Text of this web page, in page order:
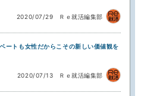
2020/07/29 Ｒｅ就活編集部
ートも女性だからこその新しい価値観を
2020/07/13 Ｒｅ就活編集部